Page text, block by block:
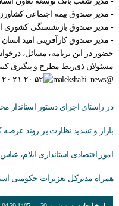
- مدیر صندوق بیمه اجتماعی
- مدیر صندوق بازنشستگی کشوری
- مدیر صندوق کارآفرینی امید
حضور در این برنامه، مسائل،
مسئولان ذی‌ربط مطرح و پیگیری
@malekshahi_news
در راستای اجرای دستور استاندار
بازار و تشدید نظارت بر روند عرضه
امور اقتصادی استانداری ایلام،
همراه مدیرکل تعزیرات حکومتی